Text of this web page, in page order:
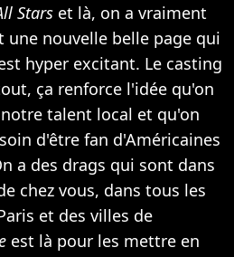
Stars et là, on a vraiment
une nouvelle belle page qui
hyper excitant. Le casting
ça renforce l'idée qu'on
talent local et qu'on
d'être fan d'Américaines
a des drags qui sont dans
chez vous, dans tous les
et des villes de
est là pour les mettre en